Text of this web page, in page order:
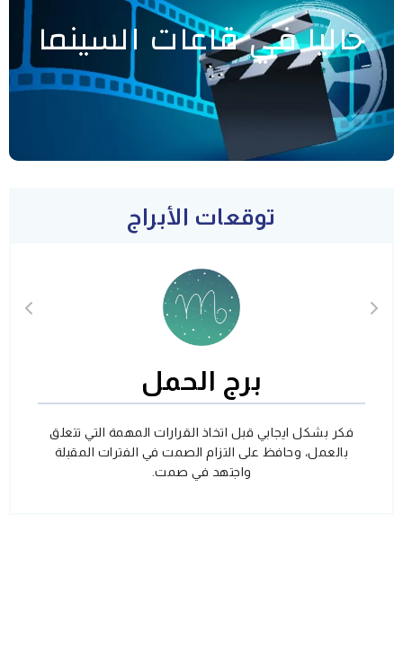
حاليا في قاعات السينما
توقعات الأبراج
برج الحمل
فكر بشكل ايجابي قبل اتخاذ القرارات المهمة التي تتعلق
بالعمل، وحافظ على التزام الصمت في الفترات المقبلة
واجتهد في صمت.